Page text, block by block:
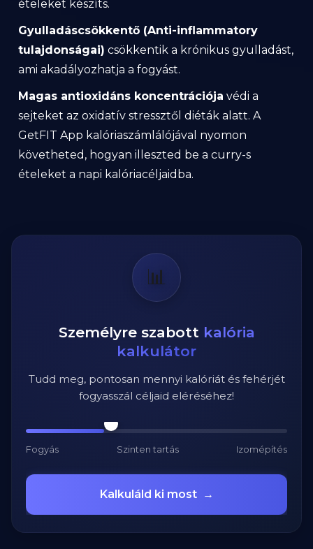
ételeket készíts.
Gyulladáscsökkentő (Anti-inflammatory
tulajdonságai) csökkentik a krónikus gyulladást,
ami akadályozhatja a fogyást.
Magas antioxidáns koncentrációja védi a
sejteket az oxidatív stressztől diéták alatt. A
GetFIT App kalóriaszámlálójával nyomon
követheted, hogyan illeszted be a curry-s
ételeket a napi kalóriacéljaidba.
📊
Személyre szabott kalória
kalkulátor
Tudd meg, pontosan mennyi kalóriát és fehérjét
fogyasszál céljaid eléréséhez!
Fogyás Szinten tartás Izomépítés
Kalkuláld ki most →